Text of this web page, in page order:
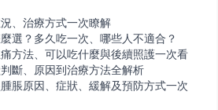
、治療方式一次瞭解
選？多久吃一次、哪些人不適合？
方法、可以吃什麼與後續照護一次看
斷、原因到治療方法全解析
脹原因、症狀、緩解及預防方式一次